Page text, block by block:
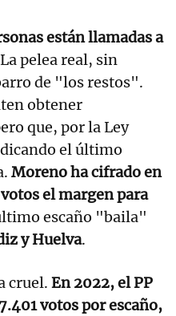
están llamadas a
pelea real, sin
de "los restos".
obtener
que, por la Ley
el último
Moreno ha cifrado en
el margen para
escaño "baila"
y Huelva.
cruel. En 2022, el PP
votos por escaño,